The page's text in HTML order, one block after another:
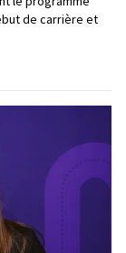
de carrière et